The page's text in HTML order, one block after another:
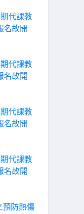
代課教
名故開
代課教
名故開
代課教
名故開
代課教
名故開
預防熱傷